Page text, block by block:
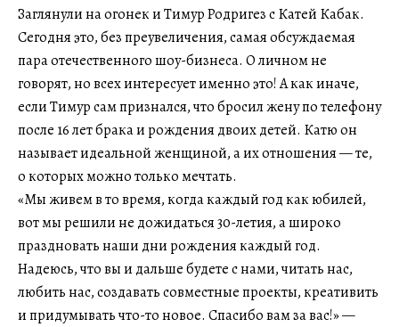
Заглянули на огонек и Тимур Родригез с Катей Кабак.
Сегодня это, без преувеличения, самая обсуждаемая
пара отечественного шоу-бизнеса. О личном не
говорят, но всех интересует именно это! А как иначе,
если Тимур сам признался, что бросил жену по телефону
после 16 лет брака и рождения двоих детей. Катю он
называет идеальной женщиной, а их отношения — те,
о которых можно только мечтать.
«Мы живем в то время, когда каждый год как юбилей,
вот мы решили не дожидаться 30-летия, а широко
праздновать наши дни рождения каждый год.
Надеюсь, что вы и дальше будете с нами, читать нас,
любить нас, создавать совместные проекты, креативить
и придумывать что-то новое. Спасибо вам за вас!» —